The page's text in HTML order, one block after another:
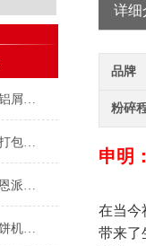
广东铝销压饼机：高效处理铝屑的理想选择——推荐恩派特压饼机
铝屑回收利器：恩派特铝屑打包压块机品牌深度解析
铝销压块机生产厂家：为何恩派特成为行业优选？
国内哪里能买到优质铝屑打饼机？推荐恩派特品牌的三大理由
详细
品牌
粉碎
申明
在当今
带来了